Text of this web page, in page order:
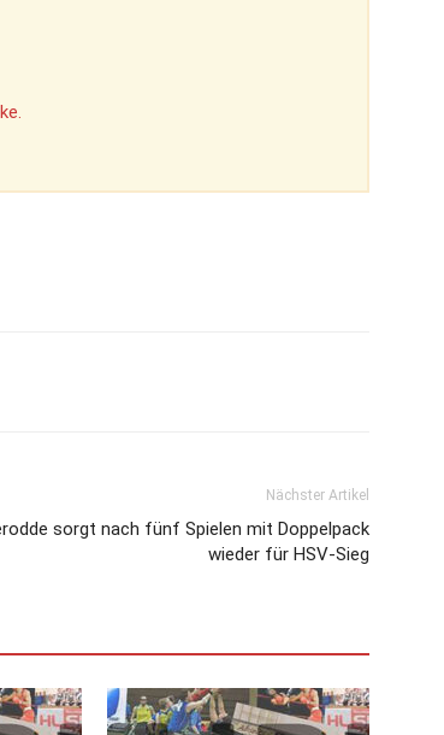
Nächster Artikel
sorgt nach fünf Spielen mit Doppelpack
wieder für HSV-Sieg